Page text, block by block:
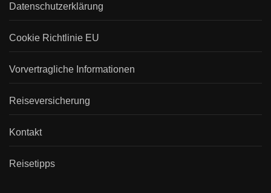
Datenschutzerklärung
Cookie Richtlinie EU
Vorvertragliche Informationen
Reiseversicherung
Kontakt
Reisetipps